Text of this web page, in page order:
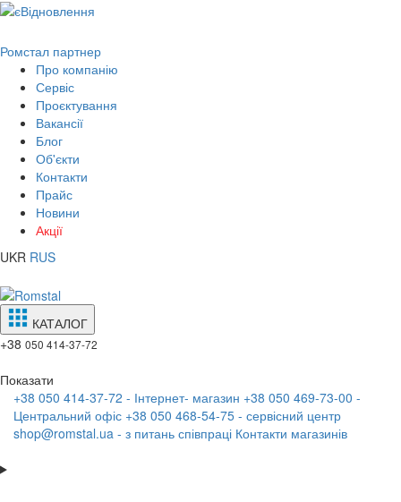
Ромстал партнер
Про компанію
Сервіс
Проєктування
Вакансії
Блог
Об'єкти
Контакти
Прайс
Новини
Акції
UKR RUS
КАТАЛОГ
+38 050 414-37-72
Показати
+38 050 414-37-72 - Інтернет- магазин +38 050 469-73-00 -
Центральний офіс +38 050 468-54-75 - сервісний центр
shop@romstal.ua - з питань співпраці Контакти магазинів